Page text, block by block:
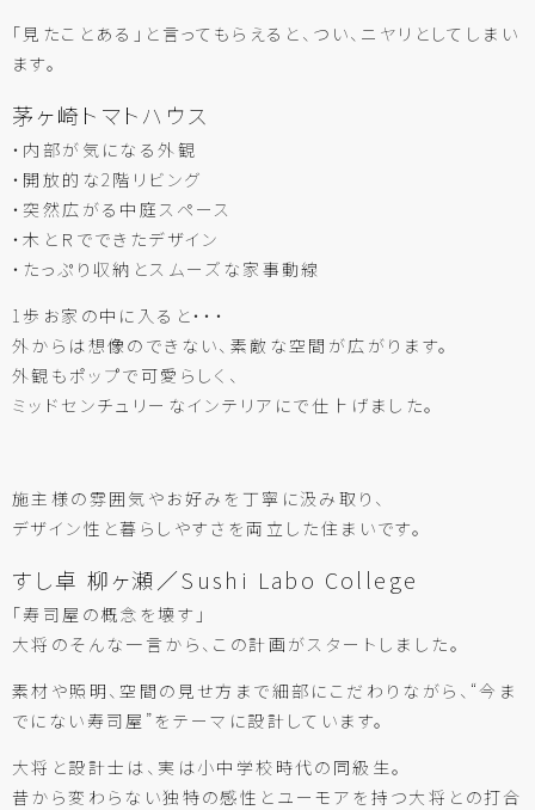
「見たことある」と言ってもらえると、つい、ニヤリとしてしまい
ます。
茅ヶ崎トマトハウス
・内部が気になる外観
・開放的な2階リビング
・突然広がる中庭スペース
・木とＲでできたデザイン
・たっぷり収納とスムーズな家事動線
1歩お家の中に入ると・・・
外からは想像のできない、素敵な空間が広がります。
外観もポップで可愛らしく、
ミッドセンチュリーなインテリアにで仕上げました。
施主様の雰囲気やお好みを丁寧に汲み取り、
デザイン性と暮らしやすさを両立した住まいです。
すし卓 柳ヶ瀬／Sushi Labo College
「寿司屋の概念を壊す」
大将のそんな一言から、この計画がスタートしました。
素材や照明、空間の見せ方まで細部にこだわりながら、“今ま
でにない寿司屋”をテーマに設計しています。
大将と設計士は、実は小中学校時代の同級生。
昔から変わらない独特の感性とユーモアを持つ大将との打合